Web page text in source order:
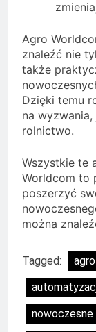
Agro
znaleźć nie
także
Dzięki temu
na wyzwania,
rolnictwo.
Wszystkie te
Worldcom to
poszerzyć
można
Tagged: